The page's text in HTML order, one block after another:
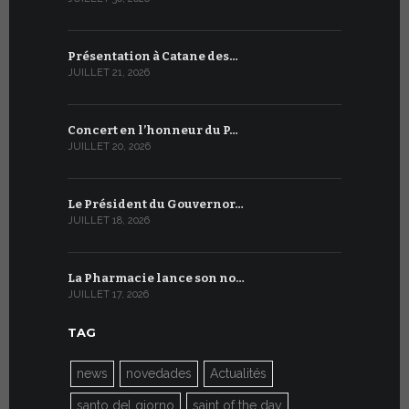
Présentation à Catane des…
JUILLET 21, 2026
Concert en l’honneur du P…
JUILLET 20, 2026
Le Président du Gouvernor…
JUILLET 18, 2026
La Pharmacie lance son no…
JUILLET 17, 2026
TAG
news novedades Actualités
santo del giorno saint of the day